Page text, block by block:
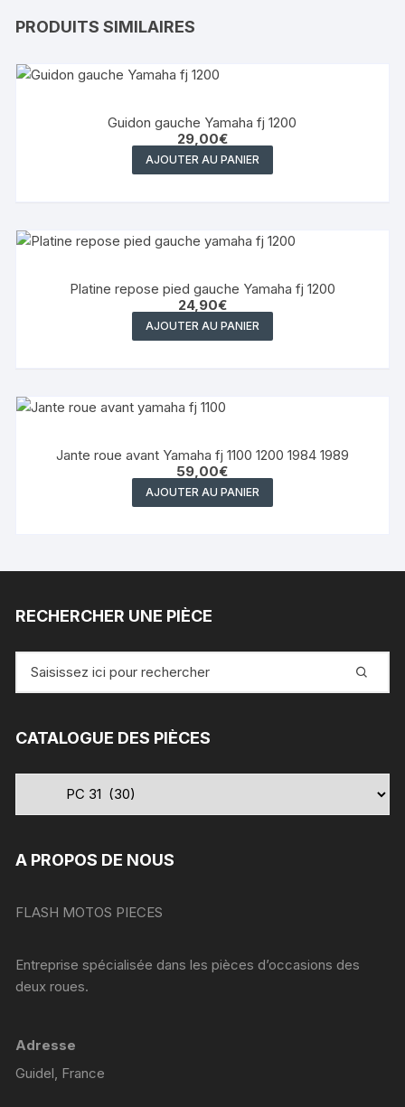
PRODUITS SIMILAIRES
Guidon gauche Yamaha fj 1200
29,00€
AJOUTER AU PANIER
Platine repose pied gauche Yamaha fj 1200
24,90€
AJOUTER AU PANIER
Jante roue avant Yamaha fj 1100 1200 1984 1989
59,00€
AJOUTER AU PANIER
RECHERCHER UNE PIÈCE
pour
CATALOGUE DES PIÈCES
A PROPOS DE NOUS
FLASH MOTOS PIECES
Entreprise spécialisée dans les pièces d’occasions des
deux roues.
Adresse
Guidel, France